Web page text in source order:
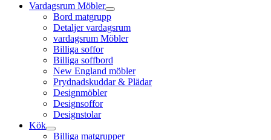
Vardagsrum Möbler
Bord matgrupp
Detaljer vardagsrum
vardagsrum Möbler
Billiga soffor
Billiga soffbord
New England möbler
Prydnadskuddar & Plädar
Designmöbler
Designsoffor
Designstolar
Kök
Billiga matgrupper